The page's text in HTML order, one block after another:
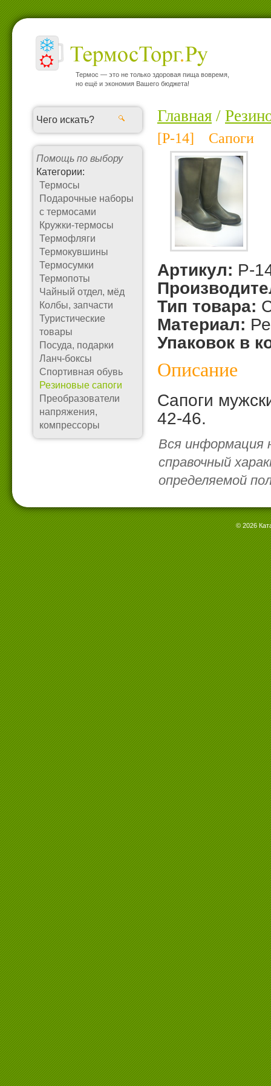
Термос — это не только здоровая пища вовремя,
но ещё и экономия Вашего бюджета!
Помощь по выбору
Категории:
Термосы
Подарочные наборы
с термосами
Кружки-термосы
Термофляги
Термокувшины
Термосумки
Термопоты
Чайный отдел, мёд
Колбы, запчасти
Туристические
товары
Посуда, подарки
Ланч-боксы
Спортивная обувь
Резиновые сапоги
Преобразователи
напряжения,
компрессоры
Главная /
[Р-14] Сапоги
Артикул: Р-
Тип товара:
Материал:
Упаковок в
Описание
Сапоги
42-46.
Вся информация
справочный
определяемой
© 2026